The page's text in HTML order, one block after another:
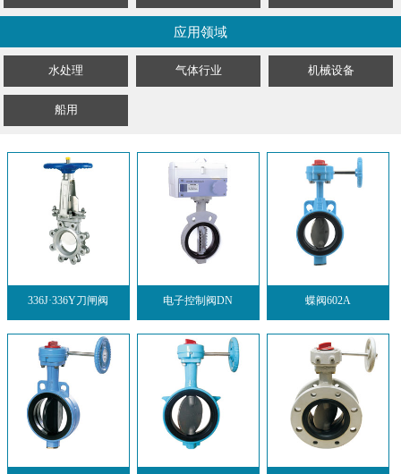
应用领域
水处理 气体行业 机械设备
船用
336J·336Y刀闸阀 电子控制阀DN 蝶阀602A